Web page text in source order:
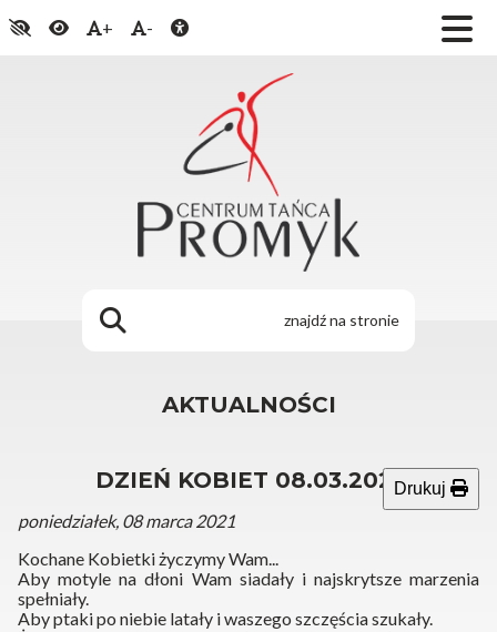
+ -
AKTUALNOŚCI
DZIEŃ KOBIET 08.03.2021
poniedziałek, 08 marca 2021
Drukuj
Kochane Kobietki życzymy Wam...
Aby motyle na dłoni Wam siadały i najskrytsze marzenia
spełniały.
Aby ptaki po niebie latały i waszego szczęścia szukały.